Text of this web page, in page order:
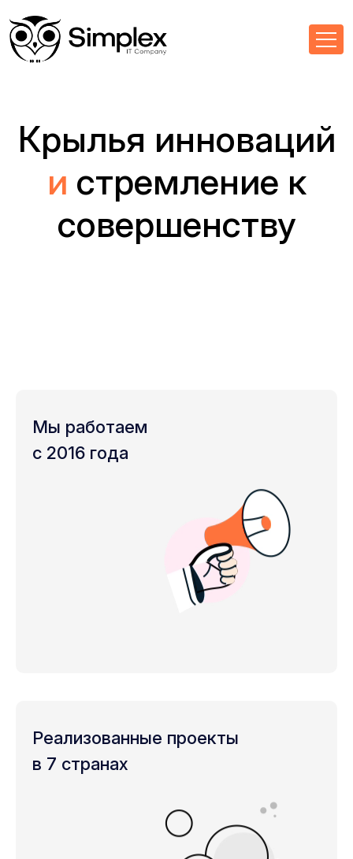
Крылья инноваций
и стремление к
совершенству
Мы работаем
с 2016 года
Реализованные проекты
в 7 странах